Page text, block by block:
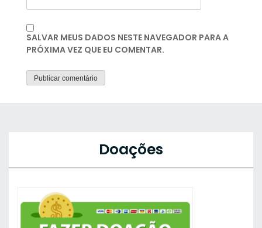
SALVAR MEUS DADOS NESTE NAVEGADOR PARA A
PRÓXIMA VEZ QUE EU COMENTAR.
Doações